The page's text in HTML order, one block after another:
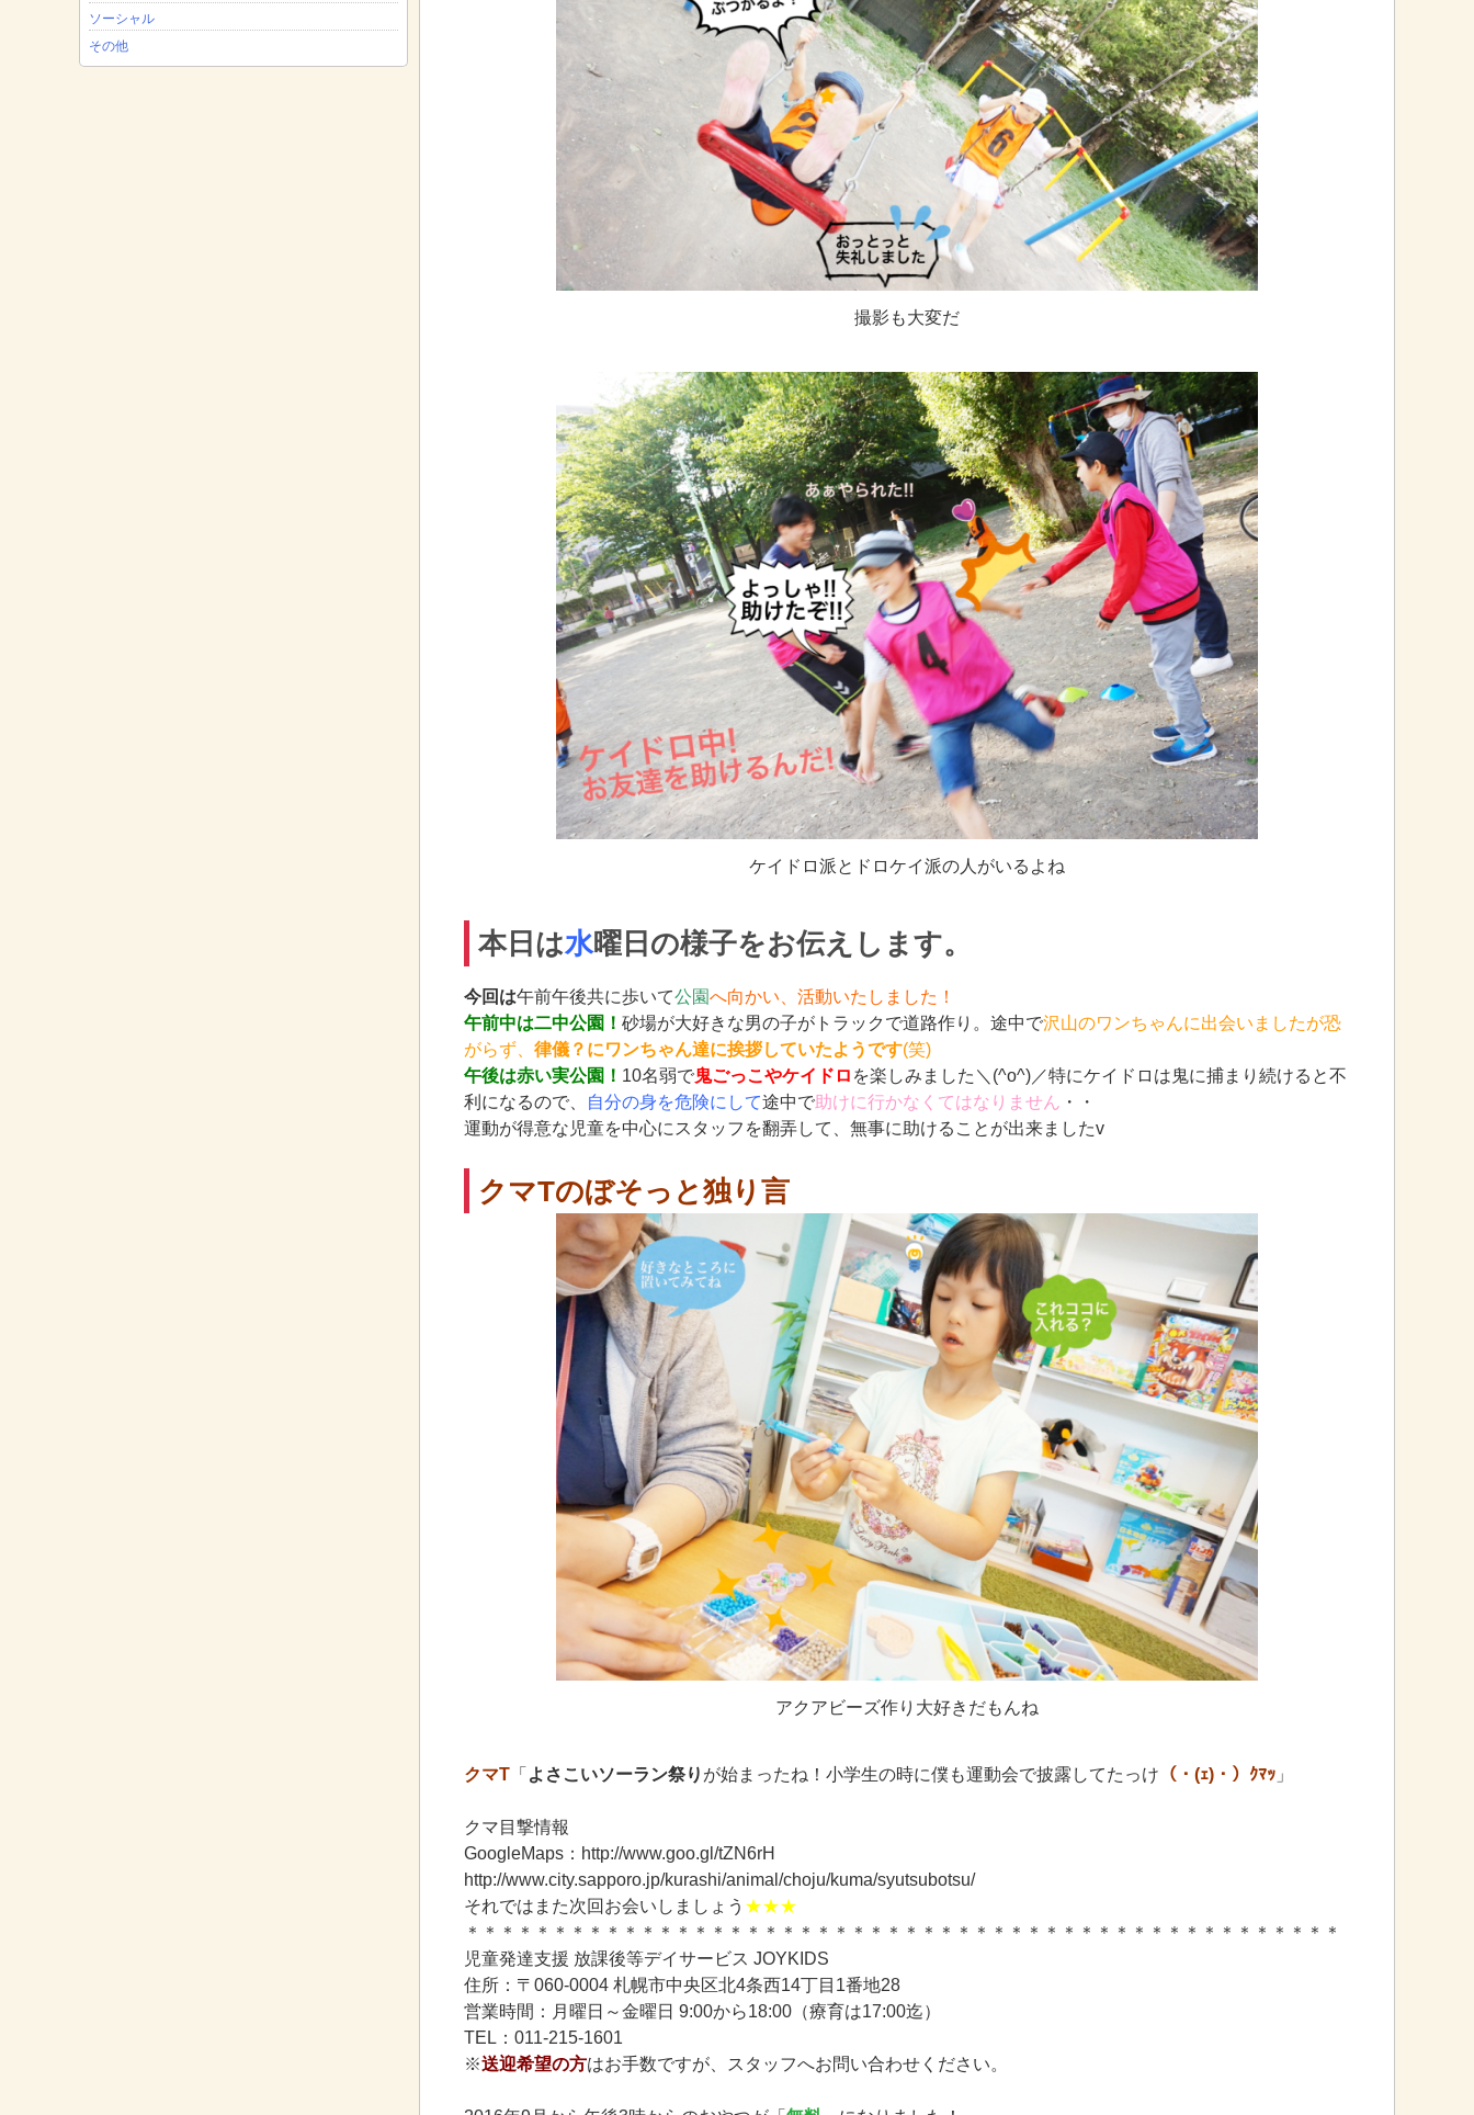
ソーシャル
その他
撮影も大変だ
ケイドロ派とドロケイ派の人がいるよね
本日は水曜日の様子をお伝えします。
今回は午前午後共に歩いて公園へ向かい、活動いたしました！
午前中は二中公園！ 砂場が大好きな男の子がトラックで道路作り。途中で沢山のワンちゃんに出会いましたが恐
がらず、 律儀？にワンちゃん達に挨拶していたようです(笑)
午後は赤い実公園！ 10名弱で鬼ごっこやケイドロ を楽しみました＼(^o^)／特にケイドロは鬼に捕まり続けると不
利になるので、
自分の身を危険にして途中で助けに行かなくてはなりません ・・
運動が得意な児童を中心にスタッフを翻弄して、無事に助けることが出来ましたv
クマTのぼそっと独り言
アクアビーズ作り大好きだもんね
クマT 「 よさこいソーラン祭り が始まったね！小学生の時に僕も運動会で披露してたっけ （・(ｪ)・）ｸﾏｯ 」
クマ目撃情報
GoogleMaps：http://www.goo.gl/tZN6rH
http://www.city.sapporo.jp/kurashi/animal/choju/kuma/syutsubotsu/
それではまた次回お会いしましょう ★★★
＊＊＊＊＊＊＊＊＊＊＊＊＊＊＊＊＊＊＊＊＊＊＊＊＊＊＊＊＊＊＊＊＊＊＊＊＊＊＊＊＊＊＊＊＊＊＊＊＊＊
児童発達支援 放課後等デイサービス JOYKIDS
住所：〒060-0004 札幌市中央区北4条西14丁目1番地28
営業時間：月曜日～金曜日 9:00から18:00（療育は17:00迄）
TEL：011-215-1601
※送迎希望の方はお手数ですが、スタッフへお問い合わせください。